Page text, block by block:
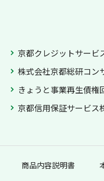
京都クレジットサービ
株式会社京都総研コン
きょうと事業再生債権
京都信用保証サービス
商品内容説明書